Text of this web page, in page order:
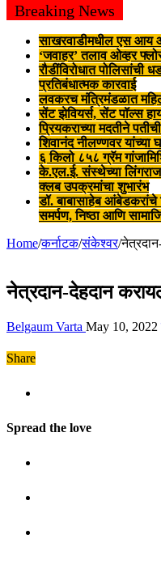
Breaking News
साखरवाडीमधील एस आय
‘जवाहर’ तलाव ओव्हर
रौडींविरोधात पोलिसांची
प्रतिबंधात्मक कारवाई
लवकरच मंत्रिमंडळात
सेंट झेवियर्स, सेंट पॉल्स
प्रियकराच्या मदतीने
शिवानंद नीलण्णवर यांच्या
६ किलो ८५८ ग्रॅम
के.एल.ई. संस्थेच्या लिंगराज
क्लब उपक्रमांचा शुभारंभ
डॉ. बाबासाहेब आंबेडकरांचे
समर्पण, निष्ठा आणि
Home/कर्नाटक/संकेश्वर/
नेत्रदान-देहदान
Belgaum Varta May 10, 2022
Share
Spread the love